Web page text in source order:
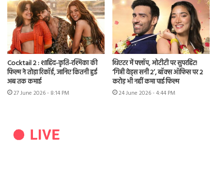
Cocktail 2 : शाहिद-कृति-रश्मिका की
फिल्म ने तोड़ा रिकॉर्ड, जानिए कितनी हुई
अब तक कमाई
27 June 2026 - 8:14 PM
थिएटर में फ्लॉप, ओटीटी पर सुपरहिट!
‘गिन्नी वेड्स सनी 2’, बॉक्स ऑफिस पर 2
करोड़ भी नहीं कमा पाई फिल्म
24 June 2026 - 4:44 PM